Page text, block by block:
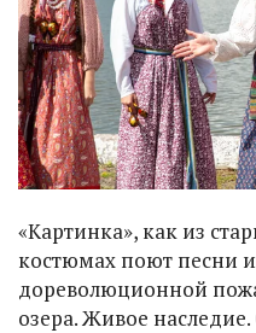
«Картинка», как из
костюмах поют песни
дореволюционной
озера. Живое